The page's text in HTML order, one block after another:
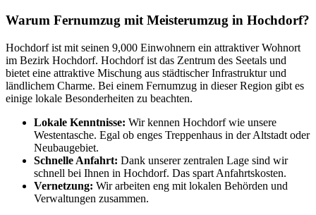
Warum Fernumzug mit Meisterumzug in Hochdorf?
Hochdorf ist mit seinen 9,000 Einwohnern ein attraktiver Wohnort
im Bezirk Hochdorf. Hochdorf ist das Zentrum des Seetals und
bietet eine attraktive Mischung aus städtischer Infrastruktur und
ländlichem Charme. Bei einem Fernumzug in dieser Region gibt es
einige lokale Besonderheiten zu beachten.
Lokale Kenntnisse: Wir kennen Hochdorf wie unsere
Westentasche. Egal ob enges Treppenhaus in der Altstadt oder
Neubaugebiet.
Schnelle Anfahrt: Dank unserer zentralen Lage sind wir
schnell bei Ihnen in Hochdorf. Das spart Anfahrtskosten.
Vernetzung: Wir arbeiten eng mit lokalen Behörden und
Verwaltungen zusammen.